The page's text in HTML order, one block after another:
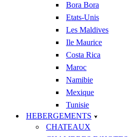
Bora Bora
Etats-Unis
Les Maldives
Ile Maurice
Costa Rica
Maroc
Namibie
Mexique
Tunisie
HEBERGEMENTS
CHATEAUX